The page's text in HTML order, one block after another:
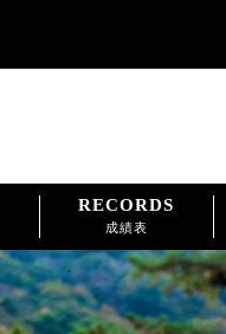
RECORDS
成績表